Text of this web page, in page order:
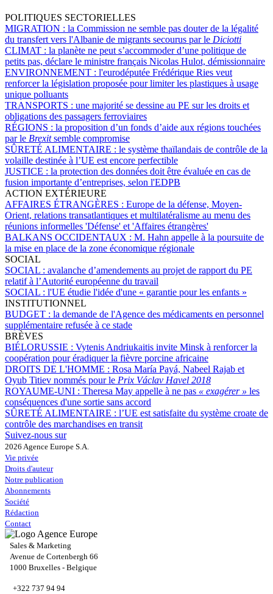
POLITIQUES SECTORIELLES
MIGRATION : la Commission ne semble pas douter de la légalité
du transfert vers l'Albanie de migrants secourus par le Diciotti
CLIMAT : la planète ne peut s’accommoder d’une politique de
petits pas, déclare le ministre français Nicolas Hulot, démissionnaire
ENVIRONNEMENT : l'eurodéputée Frédérique Ries veut
renforcer la législation proposée pour limiter les plastiques à usage
unique polluants
TRANSPORTS : une majorité se dessine au PE sur les droits et
obligations des passagers ferroviaires
RÉGIONS : la proposition d’un fonds d’aide aux régions touchées
par le Brexitsemble compromise
SÛRETÉ ALIMENTAIRE : le système thaïlandais de contrôle de la
volaille destinée à l’UE est encore perfectible
JUSTICE : la protection des données doit être évaluée en cas de
fusion importante d’entreprises, selon l'EDPB
ACTION EXTÉRIEURE
AFFAIRES ÉTRANGÈRES : Europe de la défense, Moyen-
Orient, relations transatlantiques et multilatéralisme au menu des
réunions informelles 'Défense' et 'Affaires étrangères'
BALKANS OCCIDENTAUX : M. Hahn appelle à la poursuite de
la mise en place de la zone économique régionale
SOCIAL
SOCIAL : avalanche d’amendements au projet de rapport du PE
relatif à l’Autorité européenne du travail
SOCIAL : l'UE étudie l'idée d'une « garantie pour les enfants »
INSTITUTIONNEL
BUDGET : la demande de l'Agence des médicaments en personnel
supplémentaire refusée à ce stade
BRÈVES
BIÉLORUSSIE : Vytenis Andriukaitis invite Minsk à renforcer la
coopération pour éradiquer la fièvre porcine africaine
DROITS DE L'HOMME : Rosa María Payá, Nabeel Rajab et
Oyub Titiev nommés pour le Prix Václav Havel 2018
ROYAUME-UNI : Theresa May appelle à ne pas « exagérer » les
conséquences d'une sortie sans accord
SÛRETÉ ALIMENTAIRE : l’UE est satisfaite du système croate de
contrôle des marchandises en transit
Suivez-nous sur
2026 Agence Europe S.A.
Vie privée
Droits d'auteur
Notre publication
Abonnements
Société
Rédaction
Contact
Sales & Marketing
Avenue de Cortenbergh 66
1000 Bruxelles - Belgique
+322 737 94 94